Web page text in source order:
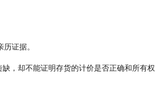
证据。
，却不能证明存货的计价是否正确和所有权